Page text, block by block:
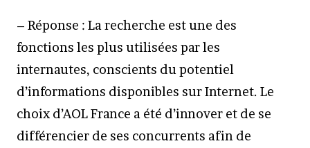
– Réponse : La recherche est une des
fonctions les plus utilisées par les
internautes, conscients du potentiel
d’informations disponibles sur Internet. Le
choix d’AOL France a été d’innover et de se
différencier de ses concurrents afin de